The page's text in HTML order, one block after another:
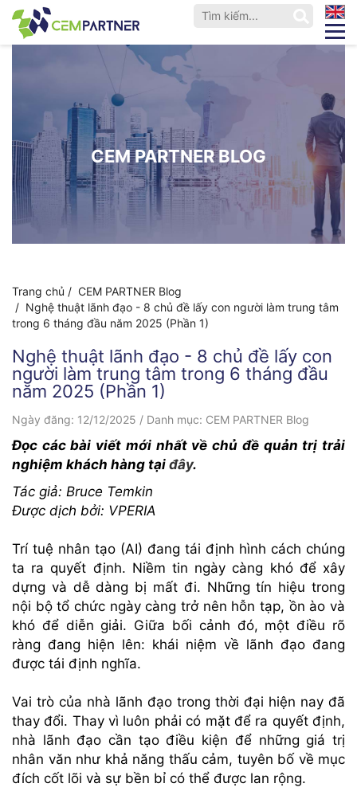
EN
CEM PARTNER BLOG
Trang chủ / CEM PARTNER Blog
/ Nghệ thuật lãnh đạo - 8 chủ đề lấy con người làm trung tâm
trong 6 tháng đầu năm 2025 (Phần 1)
Nghệ thuật lãnh đạo - 8 chủ đề lấy con
người làm trung tâm trong 6 tháng đầu
năm 2025 (Phần 1)
Ngày đăng: 12/12/2025 / Danh mục: CEM PARTNER Blog
Đọc các bài viết mới nhất về chủ đề quản trị trải
nghiệm khách hàng tại đây.
Tác giả: Bruce Temkin
Được dịch bởi: VPERIA
Trí tuệ nhân tạo (AI) đang tái định hình cách chúng
ta ra quyết định. Niềm tin ngày càng khó để xây
dựng và dễ dàng bị mất đi. Những tín hiệu trong
nội bộ tổ chức ngày càng trở nên hỗn tạp, ồn ào và
khó để diễn giải. Giữa bối cảnh đó, một điều rõ
ràng đang hiện lên: khái niệm về lãnh đạo đang
được tái định nghĩa.
Vai trò của nhà lãnh đạo trong thời đại hiện nay đã
thay đổi. Thay vì luôn phải có mặt để ra quyết định,
nhà lãnh đạo cần tạo điều kiện để những giá trị
nhân văn như khả năng thấu cảm, tuyên bố về mục
đích cốt lõi và sự bền bỉ có thể được lan rộng.